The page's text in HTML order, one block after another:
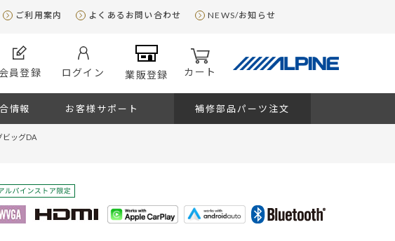
ご利用案内 よくあるお問い合わせ NEWS/お知らせ
会員登録 ログイン 業販登録 カート
情報 お客様サポート 補修部品パーツ注文
ビッグDA